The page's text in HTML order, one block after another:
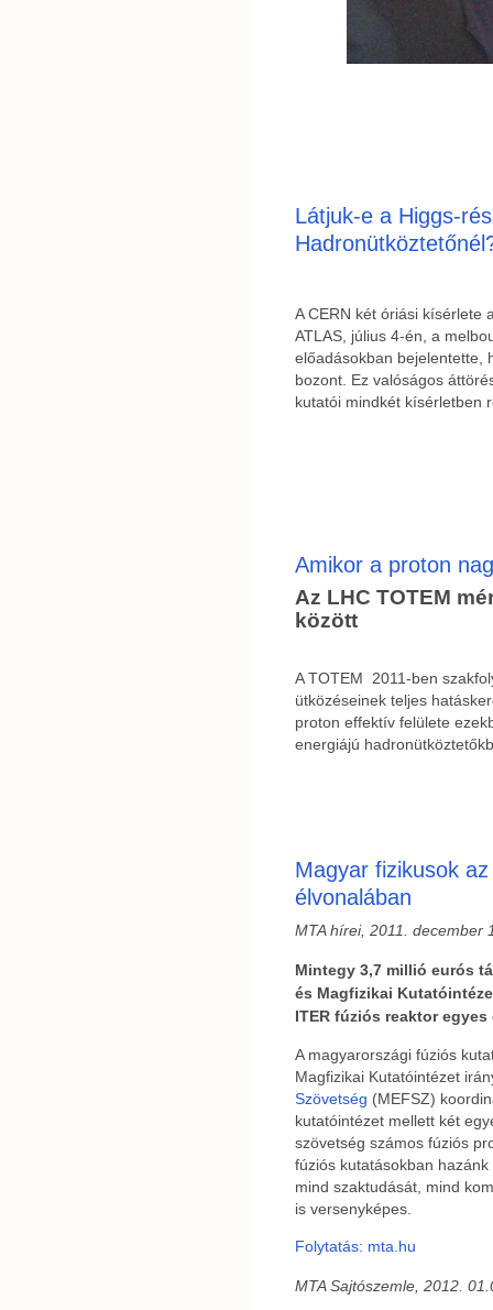
Látjuk-e a Higgs-
A CERN két óriási kísérlete
ATLAS, július 4-én, a
előadásokban bejelentette,
bozont. Ez valóságos
kutatói mindkét kísérletben
Amikor a proton
Az LHC TOTEM
között
A TOTEM 2011-ben
ütközéseinek teljes
proton effektív felülete
energiájú
Magyar fizikusok
élvonalában
MTA hírei, 2011. december
Mintegy 3,7 millió eurós
és Magfizikai
ITER fúziós reaktor
A magyarországi fúziós
Magfizikai Kutatóintézet
Szövetség (MEFSZ)
kutatóintézet mellett két
szövetség számos fúziós
fúziós kutatásokban
mind szaktudását, mind
is versenyképes.
Folytatás: mta.hu
MTA Sajtószemle, 2012.